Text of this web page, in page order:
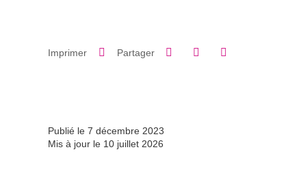
Imprimer Partager Partager sur Facebook
Partager sur LinkedIn
Publié le 7 décembre 2023
Mis à jour le 10 juillet 2026